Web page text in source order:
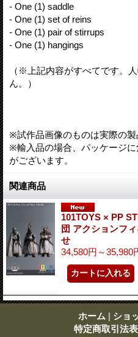
- One (1) saddle
- One (1) set of reins
- One (1) pair of stirrups
- One (1) hangings
（※上記内容がすべてです。
ん。）
※試作品画像のものは実際の製
※輸入品の場合、パッケージ
がございます。
関連商品
101TOYS × PP
団 アクションフ
せ
34,580円～35,980
ホーム | ショ
特定商取引法